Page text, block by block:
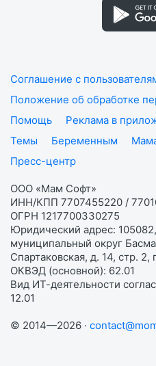
Соглашение с
Положение об обработке
Помощь
Реклама в
Темы
Беременным
Пресс-центр
ООО «Мам Софт»
ИНН/КПП 7707455220 /
ОГРН 1217700330275
Юридический адрес:
муниципальный округ
Спартаковская, д. 14, стр.
ОКВЭД (основной): 62.01
Вид ИТ-деятельности
12.01
© 2014—2026 ·